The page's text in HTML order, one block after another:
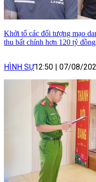
Khởi tố các đối tượng mạo
thu bất chính hơn 120 tỷ đồng
HÌNH SỰ12:50 | 07/08/